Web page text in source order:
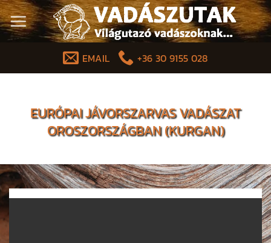
Skip
to
content
EMAIL
+36 30 9155 028
EURÓPAI JÁVORSZARVAS VADÁSZAT
OROSZORSZÁGBAN (KURGAN)